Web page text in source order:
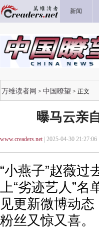
新闻
万维读者网 > 中国瞭望 > 正文
曝马云亲
www.creaders.net| 2025-04-30
“小燕子”赵薇过
上“劣迹艺人”
见更新微博动
粉丝又惊又喜。